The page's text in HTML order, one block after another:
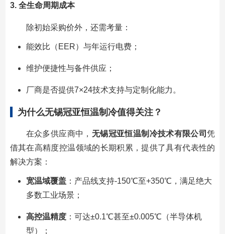
3. 全生命周期成本
除初始采购价外，还需考量：
能效比（EER）与年运行电费；
维护便捷性与备件供应；
厂商是否提供7×24技术支持与定制化能力。
为什么无锡冠亚恒温制冷值得关注？
在众多供应商中， 无锡冠亚恒温制冷技术有限公司凭
借其在高精度控温领域的长期积累，提供了具有代表性的
解决方案：
宽温域覆盖：产品线支持-150℃至+350℃，满足绝大
多数工业场景；
高控温精度：可达±0.1℃甚至±0.005℃（半导体机
型）；